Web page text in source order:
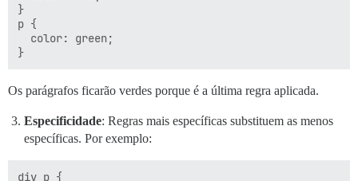
}
p {
  color: green;
Os parágrafos ficarão verdes porque é a última regra aplicada.
Especificidade: Regras mais específicas substituem as menos
específicas. Por exemplo:
div p {